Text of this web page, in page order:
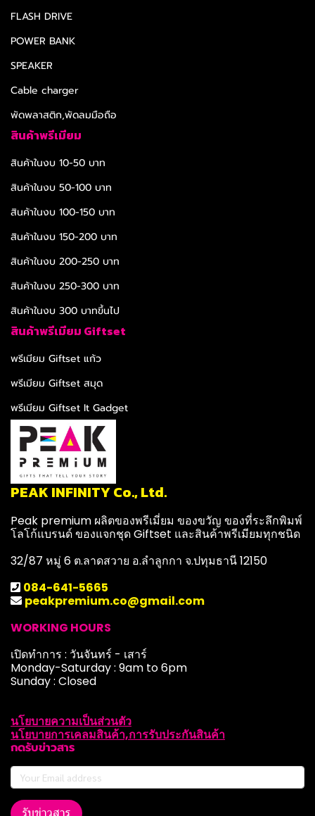
FLASH DRIVE
POWER BANK
SPEAKER
Cable charger
พัดพลาสติก,พัดลมมือถือ
สินค้าพรีเมียม
สินค้าในงบ 10-50 บาท
สินค้าในงบ 50-100 บาท
สินค้าในงบ 100-150 บาท
สินค้าในงบ 150-200 บาท
สินค้าในงบ 200-250 บาท
สินค้าในงบ 250-300 บาท
สินค้าในงบ 300 บาทขึ้นไป
สินค้าพรีเมียม Giftset
พรีเมียม Giftset แก้ว
พรีเมียม Giftset สมุด
พรีเมียม Giftset It Gadget
PEAK INFINITY Co., Ltd.
Peak premium ผลิตของพรีเมี่ยม ของขวัญ ของที่ระลึกพิมพ์
โลโก้แบรนด์ ของแจกชุด Giftset และสินค้าพรีเมียมทุกชนิด
32/87 หมู่ 6 ต.ลาดสวาย อ.ลำลูกกา จ.ปทุมธานี 12150
084-641-5665
peakpremium.co@gmail.com
WORKING HOURS
เปิดทำการ : วันจันทร์ - เสาร์
Monday-Saturday : 9am to 6pm
Sunday : Closed
นโยบายความเป็นส่วนตัว
นโยบายการเคลมสินค้า,การรับประกันสินค้า
กดรับข่าวสาร